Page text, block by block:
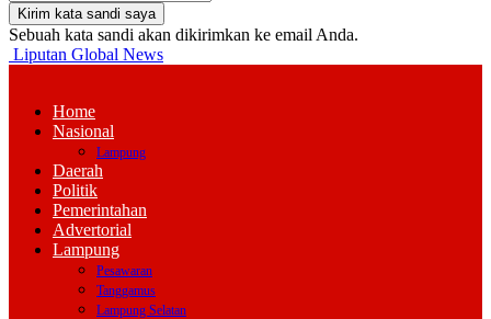
Sebuah kata sandi akan dikirimkan ke email Anda.
Liputan Global News
Home
Nasional
Lampung
Daerah
Politik
Pemerintahan
Advertorial
Lampung
Pesawaran
Tanggamus
Lampung Selatan